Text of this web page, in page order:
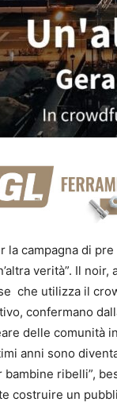
la campagna di
verità”. Il
che utilizza il
confermano
delle comunità
anni sono
ribelli”,
costruire un